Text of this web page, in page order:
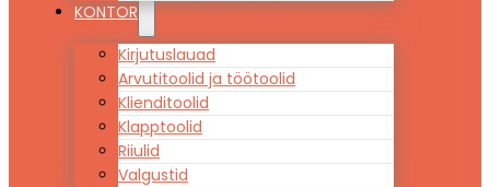
KONTOR
Kirjutuslauad
Arvutitoolid ja töötoolid
Klienditoolid
Klapptoolid
Riiulid
Valgustid